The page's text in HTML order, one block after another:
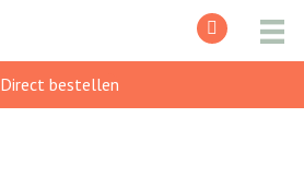
Direct bestellen